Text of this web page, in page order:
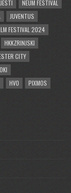
NEUM FESTIVAL
JUVENTUS
FESTIVAL 2024
HKKZRINJSKI
CITY
HVO
PIXMOS